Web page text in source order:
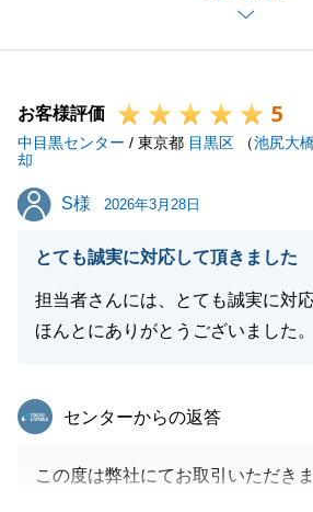
お言葉をいただき、大変嬉しく思
不動産売買に関わる大切なお手続
にとってもこれ以上の喜びはござい
今回のご売却にあたりましては、
おかげで、大変スムーズに決済ま
多大なるご協力をいただきました
し上げます。
お取引は一度区切りとなりますが
またのお声がけを、同心よりお待
今後ともよろしくお願い申し上げ
お客様評価 5
中目黒センター / 東京都 目黒区 （池尻大
却
S様
S様 2026年3月28日
とても誠実に対応して頂きました
担当者さんには、とても誠実に対
ほんとにありがとうございました。
東急リバブル
センターからの返答
この度は弊社にてお取引いただき